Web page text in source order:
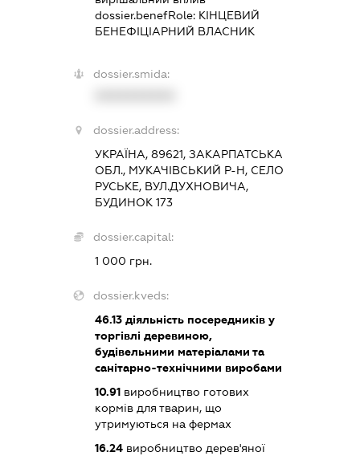
dossier.benefRole: КІНЦЕВИЙ
БЕНЕФІЦІАРНИЙ ВЛАСНИК
dossier.smida:
dossier.address:
УКРАЇНА, 89621, ЗАКАРПАТСЬКА
ОБЛ., МУКАЧІВСЬКИЙ Р-Н, СЕЛО
РУСЬКЕ, ВУЛ.ДУХНОВИЧА,
БУДИНОК 173
dossier.capital:
1 000 грн.
dossier.kveds:
46.13діяльність посередників у
торгівлі деревиною,
будівельними матеріалами та
санітарно-технічними виробами
10.91виробництво готових
кормів для тварин, що
утримуються на фермах
16.24виробництво дерев'яної